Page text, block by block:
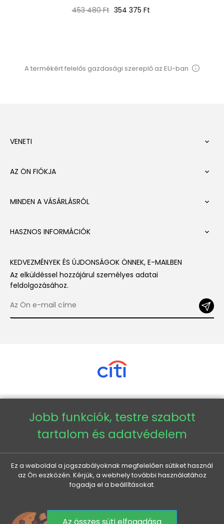
Normál
453 480 Ft Ár
354 375 Ft
A termékért felelős gazdasági szereplő az EU-ban
VENETI 
AZ ÖN FIÓKJA 
MINDEN A VÁSÁRLÁSRÓL 
HASZNOS INFORMÁCIÓK 
KEDVEZMÉNYEK ÉS ÚJDONSÁGOK ÖNNEK, E-MAILBEN
Az elküldéssel hozzájárul személyes adatai
feldolgozásához.
Copyright © 2026 - Veneti™
Veneti HU
Veneti CZ
Jobb funkciók, testre szabott
tartalom és adatvédelem
Ez a weboldal a jogszabályoknak megfelelően sütiket használ
az Ön eszközén. Kérjük, a webhely további használatához
fogadja el a beállításokat.